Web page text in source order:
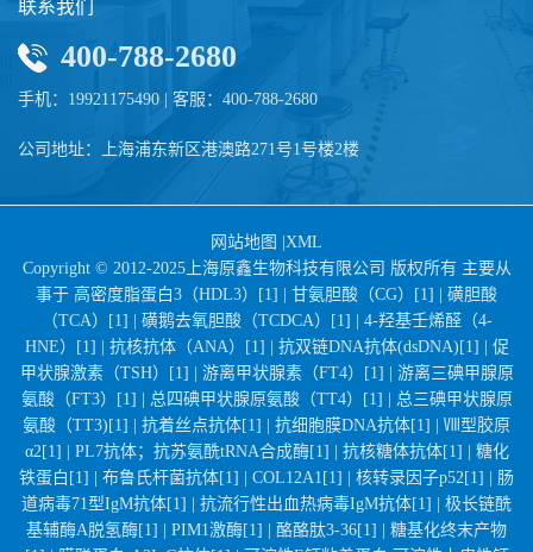
联系我们
400-788-2680
手机：19921175490 | 客服：400-788-2680
公司地址：上海浦东新区港澳路271号1号楼2楼
网站地图 |XML
Copyright © 2012-2025上海原鑫生物科技有限公司 版权所有 主要从
事于 高密度脂蛋白3（HDL3）[1] | 甘氨胆酸（CG）[1] | 磺胆酸
（TCA）[1] | 磺鹅去氧胆酸（TCDCA）[1] | 4-羟基壬烯醛（4-
HNE）[1] | 抗核抗体（ANA）[1] | 抗双链DNA抗体(dsDNA)[1] | 促
甲状腺激素（TSH）[1] | 游离甲状腺素（FT4）[1] | 游离三碘甲腺原
氨酸（FT3）[1] | 总四碘甲状腺原氨酸（TT4）[1] | 总三碘甲状腺原
氨酸（TT3)[1] | 抗着丝点抗体[1] | 抗细胞膜DNA抗体[1] | Ⅷ型胶原
α2[1] | PL7抗体；抗苏氨酰tRNA合成酶[1] | 抗核糖体抗体[1] | 糖化
铁蛋白[1] | 布鲁氏杆菌抗体[1] | COL12A1[1] | 核转录因子p52[1] | 肠
道病毒71型IgM抗体[1] | 抗流行性出血热病毒IgM抗体[1] | 极长链酰
基辅酶A脱氢酶[1] | PIM1激酶[1] | 酪酪肽3-36[1] | 糖基化终末产物